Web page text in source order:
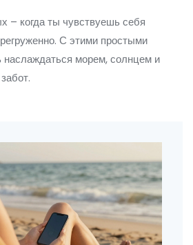
– когда ты чувствуешь себя
С этими простыми
морем, солнцем и